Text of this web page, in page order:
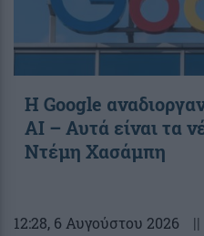
Η Google
AI – Αυτά είναι τα
Ντέμη Χασάμπη
12:28, 6 Αυγούστου 2026 ||